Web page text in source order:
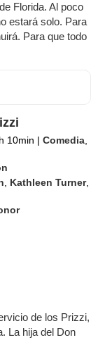
Florida. Al poco
estará solo. Para
Para que todo
10min | Comedia,
, Kathleen Turner,
de los Prizzi,
La hija del Don